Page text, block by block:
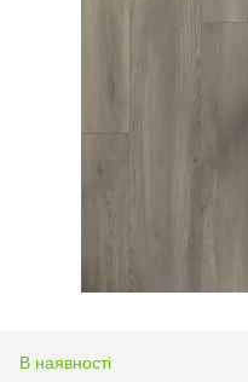
В наявності